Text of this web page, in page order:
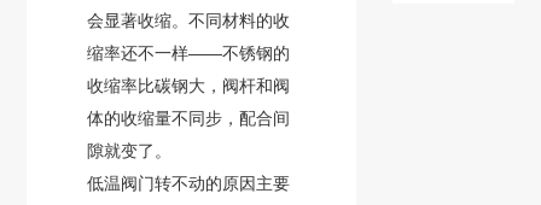
会显著收缩。不同材料的收
缩率还不一样——不锈钢的
收缩率比碳钢大，阀杆和阀
体的收缩量不同步，配合间
隙就变了。
低温阀门转不动的原因主要